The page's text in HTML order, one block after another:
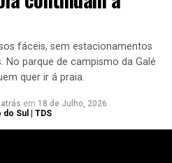
fáceis, sem estacionamentos
parque de campismo da Galé
quer ir á praia.
em 18 de Julho, 2026
Sul | TDS